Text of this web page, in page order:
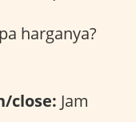
harganya?
close: Jam